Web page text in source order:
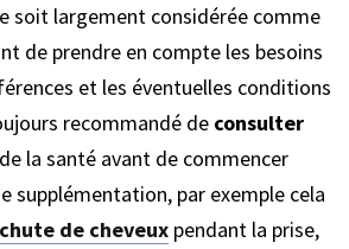
soit largement considérée comme
de prendre en compte les besoins
et les éventuelles conditions
recommandé de consulter
de la santé avant de commencer
supplémentation, par exemple cela
chute de cheveux pendant la prise,